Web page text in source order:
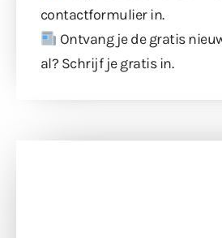
contactformulierin.
Ontvang je de gratis
al? Schrijf je gratis in.